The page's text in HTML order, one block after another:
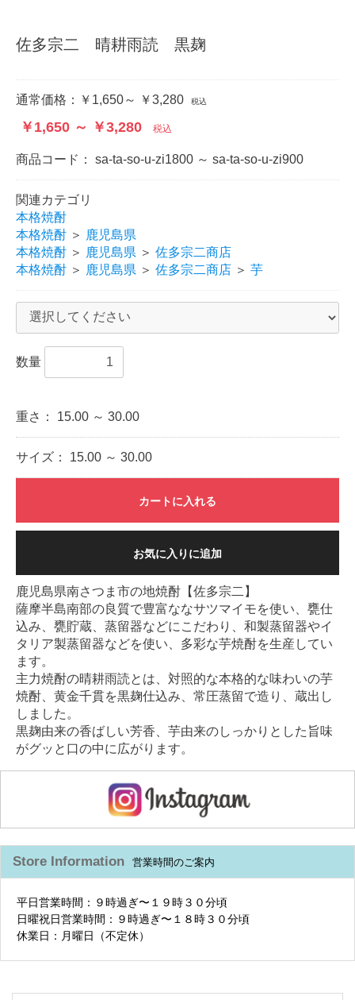
佐多宗二 晴耕雨読 黒麹
通常価格： ￥1,650～ ￥3,280 税込
￥1,650 ～ ￥3,280 税込
商品コード： sa-ta-so-u-zi1800 ～ sa-ta-so-u-zi900
関連カテゴリ
本格焼酎
本格焼酎 ＞ 鹿児島県
本格焼酎 ＞ 鹿児島県 ＞ 佐多宗二商店
本格焼酎 ＞ 鹿児島県 ＞ 佐多宗二商店 ＞ 芋
数量
重さ： 15.00 ～ 30.00
サイズ： 15.00 ～ 30.00
カートに入れる
お気に入りに追加
鹿児島県南さつま市の地焼酎【佐多宗二】
薩摩半島南部の良質で豊富ななサツマイモを使い、甕仕
込み、甕貯蔵、蒸留器などにこだわり、和製蒸留器やイ
タリア製蒸留器などを使い、多彩な芋焼酎を生産してい
ます。
主力焼酎の晴耕雨読とは、対照的な本格的な味わいの芋
焼酎、黄金千貫を黒麹仕込み、常圧蒸留で造り、蔵出し
しました。
黒麹由来の香ばしい芳香、芋由来のしっかりとした旨味
がグッと口の中に広がります。
Store Information 営業時間のご案内
平日営業時間：９時過ぎ〜１９時３０分頃
日曜祝日営業時間：９時過ぎ〜１８時３０分頃
休業日：月曜日（不定休）